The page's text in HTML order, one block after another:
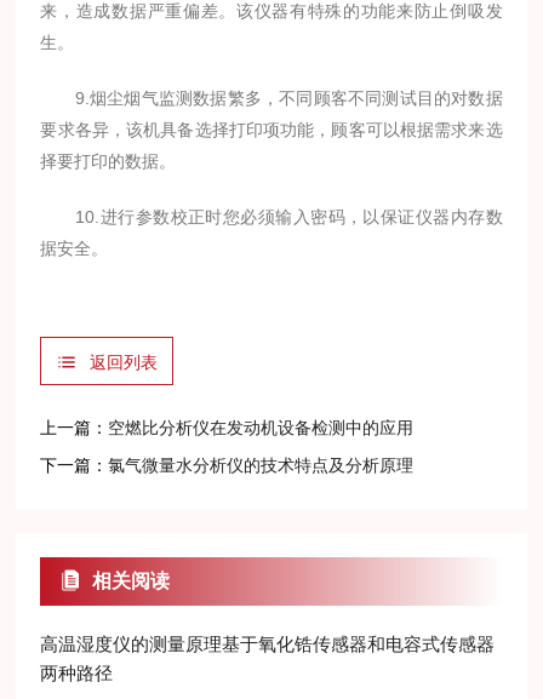
来，造成数据严重偏差。该仪器有特殊的功能来防止倒吸发
生。
9.烟尘烟气监测数据繁多，不同顾客不同测试目的对数据
要求各异，该机具备选择打印项功能，顾客可以根据需求来选
择要打印的数据。
10.进行参数校正时您必须输入密码，以保证仪器内存数
据安全。
返回列表
上一篇： 空燃比分析仪在发动机设备检测中的应用
下一篇：氯气微量水分析仪的技术特点及分析原理
相关阅读
高温湿度仪的测量原理基于氧化锆传感器和电容式传感器
两种路径